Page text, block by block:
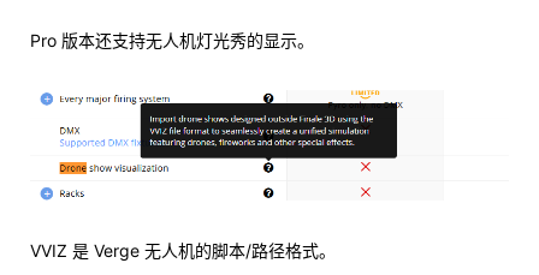
Pro 版本还支持无人机灯光秀的显示。
VVIZ 是 Verge 无人机的脚本/路径格式。